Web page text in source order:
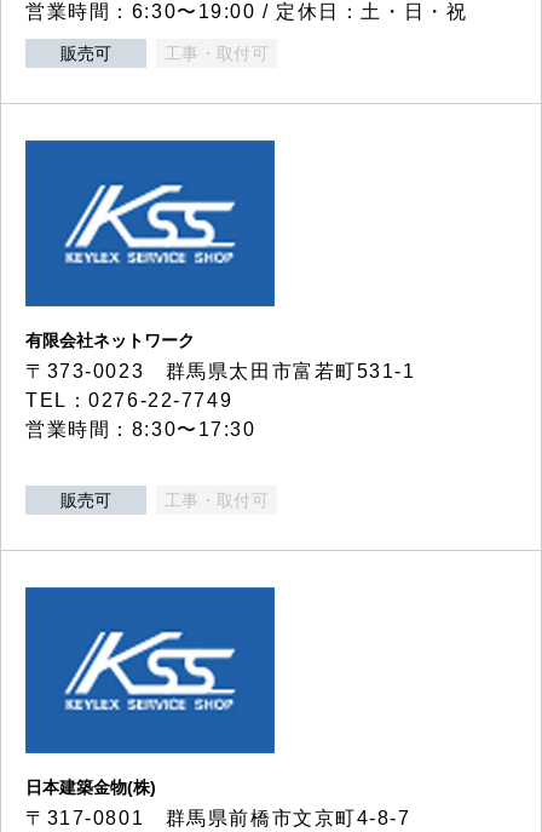
営業時間：6:30〜19:00 / 定休日：土・日・祝
販売可 工事・取付可
有限会社ネットワーク
〒373-0023 群馬県太田市富若町531-1
TEL：0276-22-7749
営業時間：8:30〜17:30
販売可 工事・取付可
日本建築金物(株)
〒317‐0801 群馬県前橋市文京町4-8-7